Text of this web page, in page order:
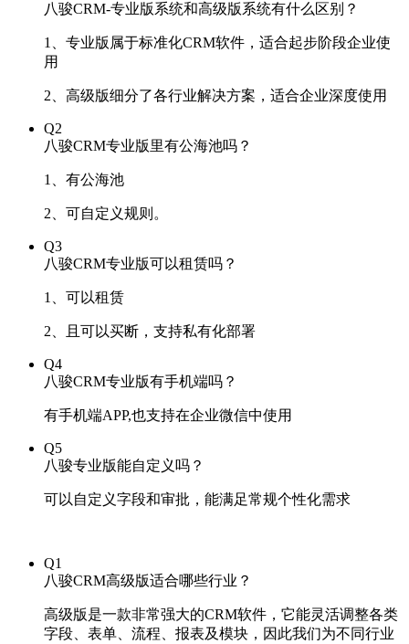
八骏CRM-专业版系统和高级版系统有什么区别？
1、专业版属于标准化CRM软件，适合起步阶段企业使
用
2、高级版细分了各行业解决方案，适合企业深度使用
Q2
八骏CRM专业版里有公海池吗？
1、有公海池
2、可自定义规则。
Q3
八骏CRM专业版可以租赁吗？
1、可以租赁
2、且可以买断，支持私有化部署
Q4
八骏CRM专业版有手机端吗？
有手机端APP,也支持在企业微信中使用
Q5
八骏专业版能自定义吗？
可以自定义字段和审批，能满足常规个性化需求
Q1
八骏CRM高级版适合哪些行业？
高级版是一款非常强大的CRM软件，它能灵活调整各类
字段、表单、流程、报表及模块，因此我们为不同行业